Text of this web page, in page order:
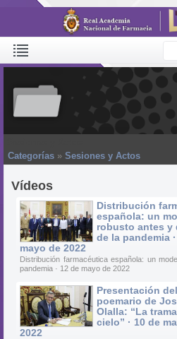
Categorías » Sesiones y Actos
Vídeos
Distribución
española: un
robusto antes y
de la pandemia
mayo de 2022
Distribución farmacéutica española: un
pandemia · 12 de mayo de 2022
Presentación del
poemario de
Olalla: “La
cielo” · 10 de
2022